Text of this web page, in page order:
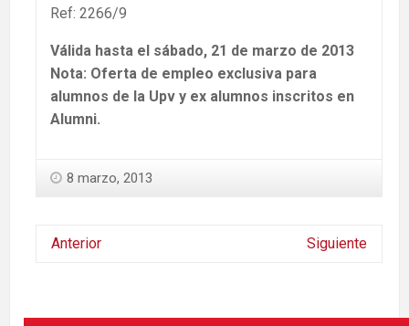
Ref: 2266/9
Válida hasta el sábado, 21 de marzo de 2013
Nota: Oferta de empleo exclusiva para
alumnos de la Upv y ex alumnos inscritos en
Alumni.
8 marzo, 2013
Anterior Siguiente